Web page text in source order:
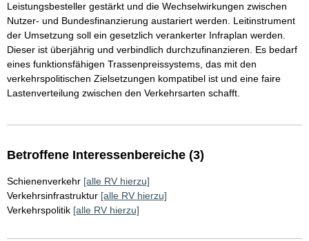
Leistungsbesteller gestärkt und die Wechselwirkungen zwischen
Nutzer- und Bundesfinanzierung austariert werden. Leitinstrument
der Umsetzung soll ein gesetzlich verankerter Infraplan werden.
Dieser ist überjährig und verbindlich durchzufinanzieren. Es bedarf
eines funktionsfähigen Trassenpreissystems, das mit den
verkehrspolitischen Zielsetzungen kompatibel ist und eine faire
Lastenverteilung zwischen den Verkehrsarten schafft.
Betroffene Interessenbereiche (3)
Schienenverkehr [alle RV hierzu]
Verkehrsinfrastruktur [alle RV hierzu]
Verkehrspolitik [alle RV hierzu]